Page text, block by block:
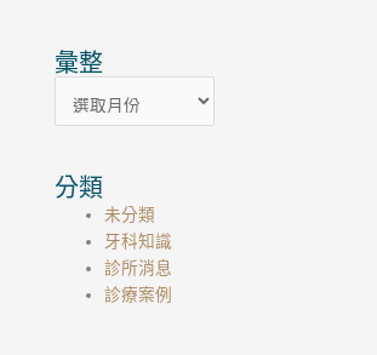
彙整
彙
分類
未分類
牙科知識
診所消息
診療案例